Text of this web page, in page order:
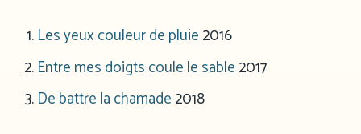
Les yeux couleur de pluie2016
Entre mes doigts coule le sable2017
De battre la chamade2018